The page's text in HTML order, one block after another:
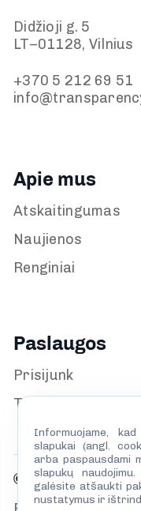
Didžioji g. 5
LT–01128, Vilnius
+370 5 212 69 51
Apie mus
Atskaitingumas
Naujienos
Renginiai
Paslaugos
Prisijunk
TILS biblioteka
© TILS 2026
Informuojame,
slapukai (angl.
arba paspausdami
slapukų
galėsite atšaukti
nustatymus ir